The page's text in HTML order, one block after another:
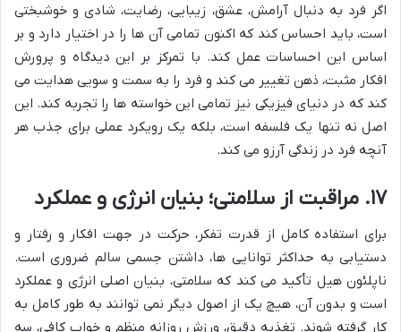
اگر فرد به دنبال آرامش، عشق، زیبایی، رضایت، شادی و خوشبختی
است، باید احساس کند که اکنون تمامی آن ها را در اختیار دارد و بر
اساس این احساسات عمل کند. با تمرکز بر این دیدگاه و پرورش
افکار مثبت، ذهن تغییر می کند و فرد را به سمت و سویی هدایت می
کند که در دنیای فیزیکی نیز تمامی این خواسته ها را تجربه کند. این
اصل نه تنها یک فلسفه است، بلکه یک رویکرد عملی برای جذب هر
آنچه فرد در زندگی آرزو می کند.
۱۷. مراقبت از سلامتی؛ بنیان انرژی و عملکرد
برای استفاده کامل از قدرت تفکر، حرکت در جهت افکار و رفتار و
دستیابی به حداکثر توانایی ها، داشتن جسمی سالم ضروری است.
ناپلئون هیل تأکید می کند که سلامتی، بنیان اصلی انرژی و عملکرد
است و بدون آن، هیچ یک از اصول دیگر نمی توانند به طور کامل به
کار گرفته شوند. تغذیه دقیق، ورزش روزانه منظم و خواب کافی، سه